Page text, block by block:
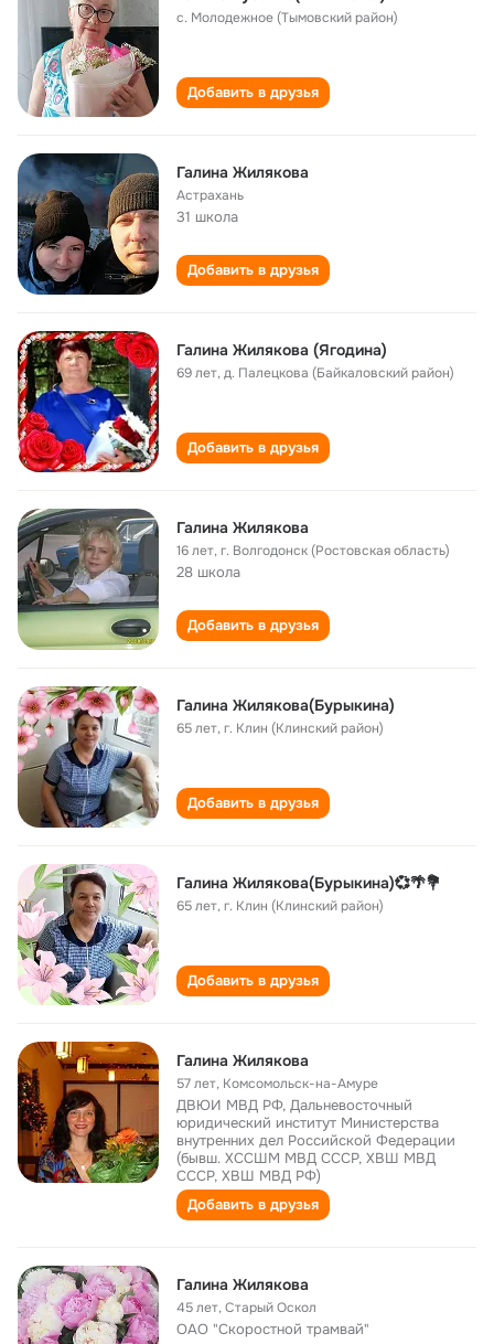
с. Молодежное (Тымовский район)
Добавить в друзья
Галина Жилякова
Астрахань
31 школа
Добавить в друзья
Галина Жилякова (Ягодина)
69 лет,д. Палецкова (Байкаловский район)
Добавить в друзья
Галина Жилякова
16 лет,г. Волгодонск (Ростовская область)
28 школа
Добавить в друзья
Галина Жилякова(Бурыкина)
65 лет,г. Клин (Клинский район)
Добавить в друзья
Галина Жилякова(Бурыкина)💞🌴💐
65 лет,г. Клин (Клинский район)
Добавить в друзья
Галина Жилякова
57 лет, Комсомольск-на-Амуре
ДВЮИ МВД РФ, Дальневосточный
юридический институт Министерства
внутренних дел Российской Федерации
(бывш. ХССШМ МВД СССР, ХВШ МВД
СССР, ХВШ МВД РФ)
Добавить в друзья
Галина Жилякова
45 лет,Старый Оскол
ОАО "Скоростной трамвай"